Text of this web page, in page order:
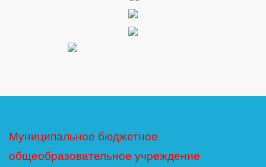
Муниципальное бюджетное
общеобразовательное учреждение